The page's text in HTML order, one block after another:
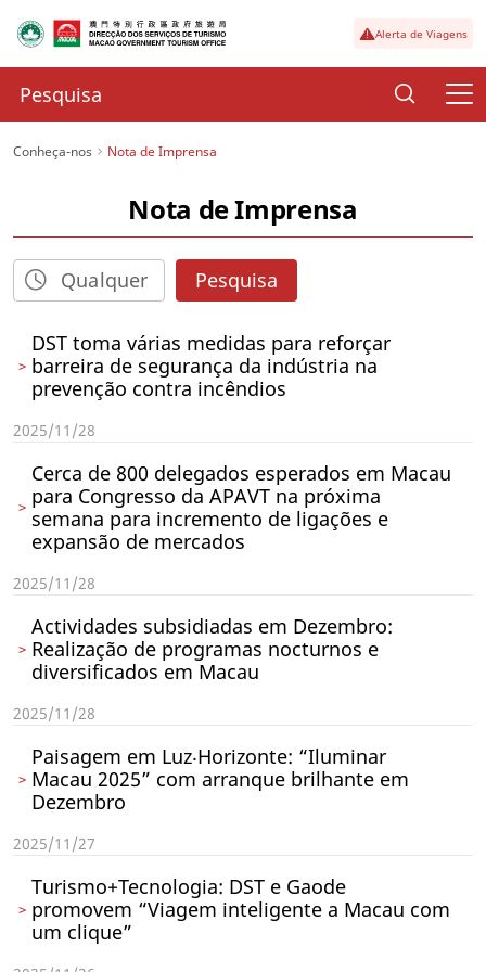
Alerta de Viagens
Conheça-nos Nota de Imprensa
Nota de Imprensa
Pesquisa
DST toma várias medidas para reforçar
barreira de segurança da indústria na
prevenção contra incêndios
2025/11/28
Cerca de 800 delegados esperados em Macau
para Congresso da APAVT na próxima
semana para incremento de ligações e
expansão de mercados
2025/11/28
Actividades subsidiadas em Dezembro:
Realização de programas nocturnos e
diversificados em Macau
2025/11/28
Paisagem em Luz‧Horizonte: “Iluminar
Macau 2025” com arranque brilhante em
Dezembro
2025/11/27
Turismo+Tecnologia: DST e Gaode
promovem “Viagem inteligente a Macau com
um clique”